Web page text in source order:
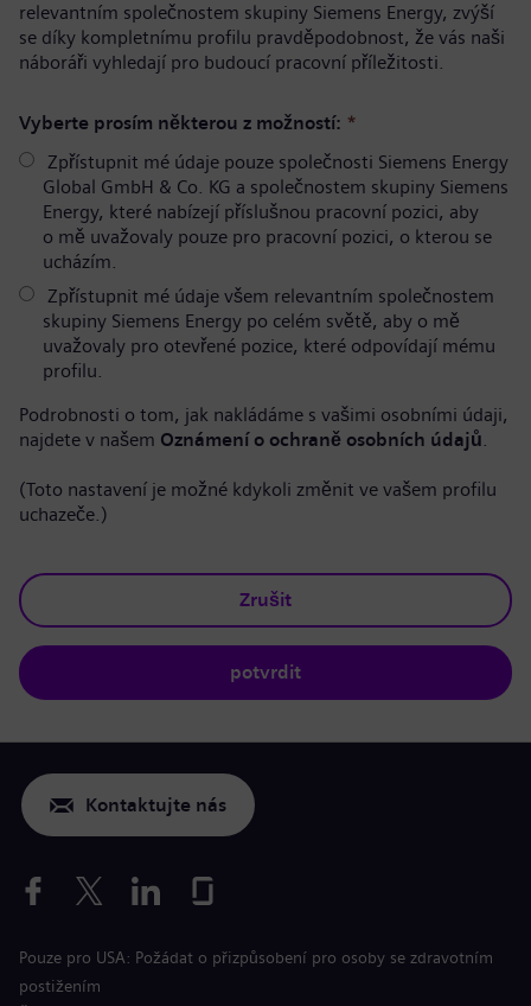
relevantním společnostem skupiny Siemens Energy, zvýší
se díky kompletnímu profilu pravděpodobnost, že vás naši
náboráři vyhledají pro budoucí pracovní příležitosti.
Vyberte prosím některou z možností: *
Zpřístupnit mé údaje pouze společnosti Siemens Energy
Global GmbH & Co. KG a společnostem skupiny Siemens
Energy, které nabízejí příslušnou pracovní pozici, aby
o mě uvažovaly pouze pro pracovní pozici, o kterou se
ucházím.
Zpřístupnit mé údaje všem relevantním společnostem
skupiny Siemens Energy po celém světě, aby o mě
uvažovaly pro otevřené pozice, které odpovídají mému
profilu.
Podrobnosti o tom, jak nakládáme s vašimi osobními údaji,
najdete v našem Oznámení o ochraně osobních údajů.
(Toto nastavení je možné kdykoli změnit ve vašem profilu
uchazeče.)
Zrušit
potvrdit
Kontaktujte nás
Pouze pro USA: Požádat o přizpůsobení pro osoby se zdravotním
postižením